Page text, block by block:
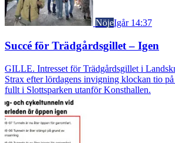
NöjeIgår 14:37
Succé för Trädgårdsgillet – Igen
GILLE. Intresset för Trädgårdsgillet i
Strax efter lördagens invigning klockan tio
fullt i Slottsparken utanför Konsthallen.